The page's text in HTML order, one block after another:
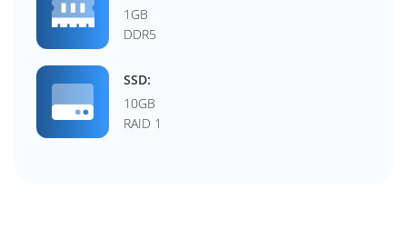
1GB
DDR5
SSD:
10GB
RAID 1